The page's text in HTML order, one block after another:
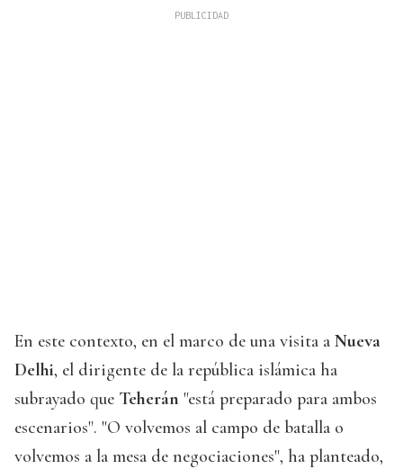
En este contexto, en el marco de una visita a Nueva
Delhi, el dirigente de la república islámica ha
subrayado que Teherán "está preparado para ambos
escenarios". "O volvemos al campo de batalla o
volvemos a la mesa de negociaciones", ha planteado,